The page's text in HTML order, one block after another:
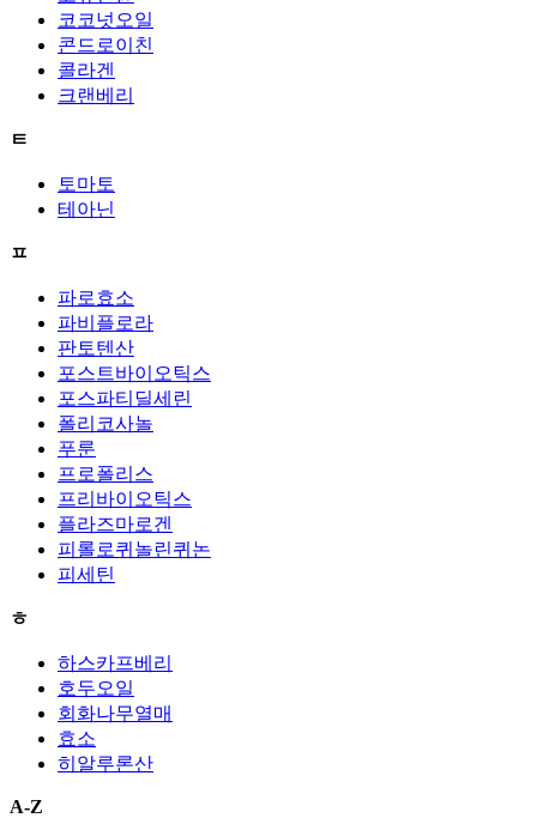
코코넛오일
콘드로이친
콜라겐
크랜베리
ㅌ
토마토
테아닌
ㅍ
파로효소
파비플로라
판토텐산
포스트바이오틱스
포스파티딜세린
폴리코사놀
푸룬
프로폴리스
프리바이오틱스
플라즈마로겐
피롤로퀴놀린퀴논
피세틴
ㅎ
하스카프베리
호두오일
회화나무열매
효소
히알루론산
A-Z